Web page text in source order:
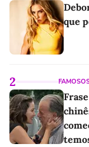
que
2